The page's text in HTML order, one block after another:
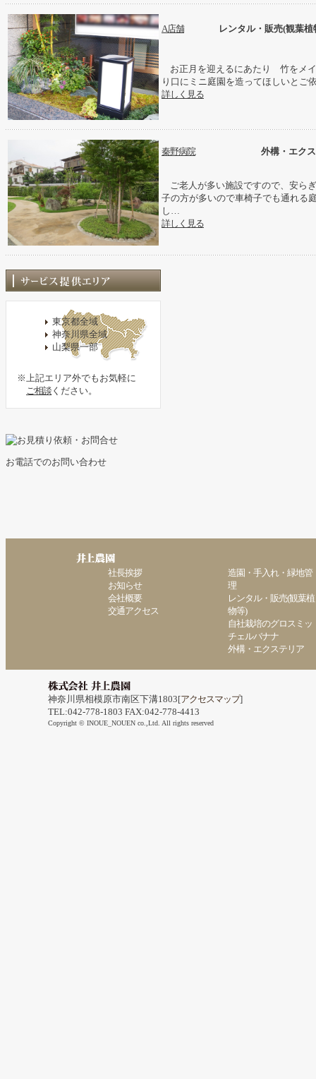
A店舗 レンタル・販売(観葉植
お正月を迎えるにあたり 竹をメ
り口にミニ庭園を造ってほしいとご
詳しく見る
秦野病院 外構・エク
ご老人が多い施設ですので、安ら
子の方が多いので車椅子でも通れる
し…
詳しく見る
東京都全域
神奈川県全域
山梨県一部
※上記エリア外でもお気軽に
ご相談 ください。
お電話でのお問い合わせ
社長挨拶
お知らせ
会社概要
交通アクセス
造園・手入れ・緑地管
理
レンタル・販売(観葉植
物等)
自社栽培のグロスミッ
チェルバナナ
外構・エクステリア
神奈川県相模原市南区下溝1803[アクセスマップ]
TEL:042-778-1803 FAX:042-778-4413
Copyright © INOUE_NOUEN co.,Ltd. All rights reserved